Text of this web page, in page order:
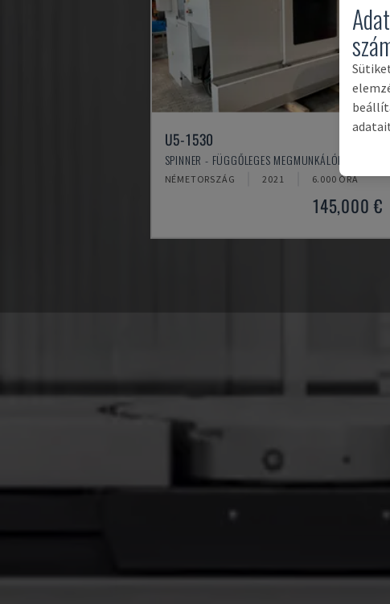
U5-1530
SPINNER - FÜGGŐLEGES MEGMUNKÁLÓKÖZPONT
NÉMETORSZÁG 2021 6.000 ÓRA
145,000 €